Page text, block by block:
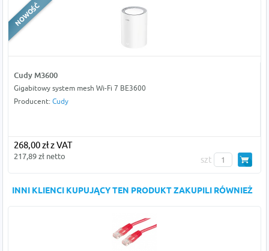
Cudy M3600
Gigabitowy system mesh Wi-Fi 7 BE3600
Producent: Cudy
268,00 zł z VAT
217,89 zł netto szt
INNI KLIENCI KUPUJĄCY TEN PRODUKT ZAKUPILI RÓWNIEŻ